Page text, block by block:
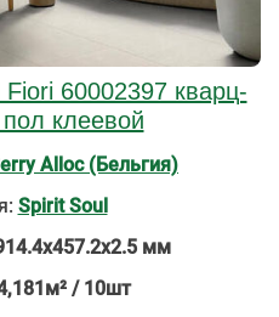
60002397 кварц-
клеевой
Alloc (Бельгия)
Spirit Soul
мм
/ 10шт